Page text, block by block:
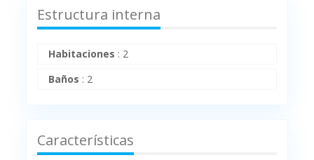
Estructura interna
Habitaciones : 2
Baños : 2
Características